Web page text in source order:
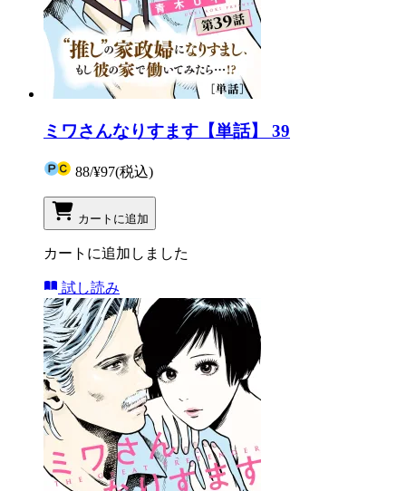
ミワさんなりすます【単話】 39
88/¥97(税込)
カートに追加
カートに追加しました
試し読み